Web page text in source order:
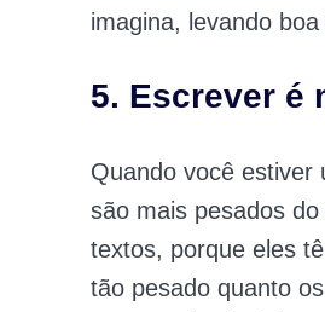
imagina, levando
5. Escrever é
Quando você estiver
são mais pesados
textos, porque eles
tão pesado quanto